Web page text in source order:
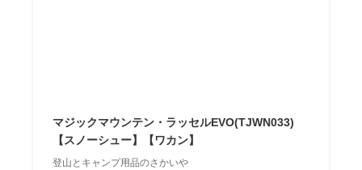
【スノーシュー】【ワカン】